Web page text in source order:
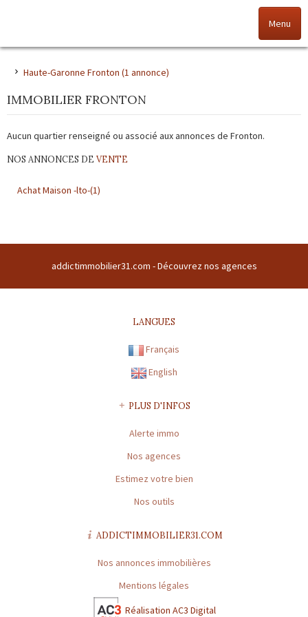
Menu
Accueil
Nos offres
Nos agences
Alerte immo
Haute-Garonne Fronton (1 annonce)
IMMOBILIER FRONTON
Aucun quartier renseigné ou associé aux annonces de Fronton.
NOS ANNONCES DE VENTE
Achat Maison -lto-(1)
addictimmobilier31.com -Découvrez nos agences
LANGUES
Français
English
PLUS D'INFOS
Alerte immo
Nos agences
Estimez votre bien
Nos outils
ADDICTIMMOBILIER31.COM
Nos annonces immobilières
Mentions légales
Réalisation AC3 Digital